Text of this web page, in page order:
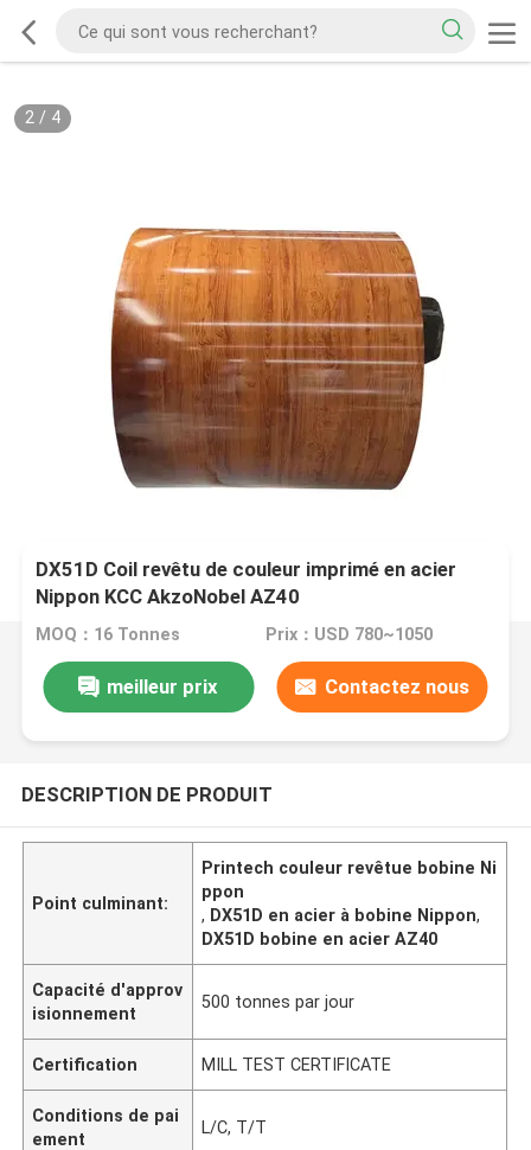
2/ 4
DX51D Coil revêtu de couleur imprimé en acier
Nippon KCC AkzoNobel AZ40
MOQ：16 Tonnes Prix：USD 780~1050
meilleur prix Contactez nous
DESCRIPTION DE PRODUIT
Point culminant:
Printech couleur revêtue bobine Ni
ppon
, DX51D en acier à bobine Nippon,
DX51D bobine en acier AZ40
Capacité d'approv
isionnement
500 tonnes par jour
Certification MILL TEST CERTIFICATE
Conditions de pai
ement
L/C, T/T